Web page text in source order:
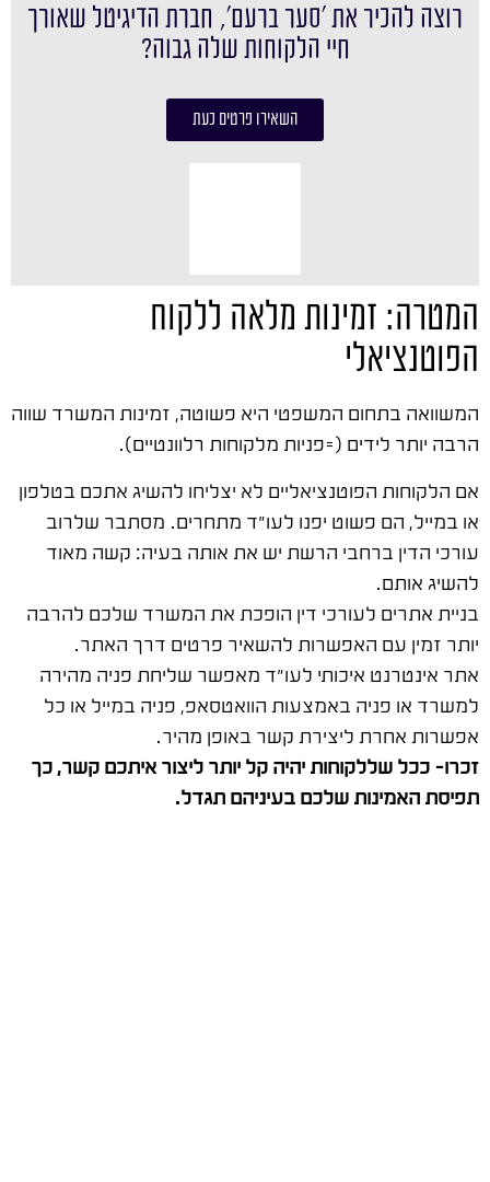
רוצה להכיר את ׳סער ברעם׳, חברת הדיגיטל שאורך
חיי הלקוחות שלה גבוה?
השאירו פרטים כעת
המטרה: זמינות מלאה ללקוח
הפוטנציאלי
המשוואה בתחום המשפטי היא פשוטה, זמינות המשרד שווה
הרבה יותר לידים (=פניות מלקוחות רלוונטיים).
אם הלקוחות הפוטנציאליים לא יצליחו להשיג אתכם בטלפון
או במייל, הם פשוט יפנו לעו"ד מתחרים. מסתבר שלרוב
עורכי הדין ברחבי הרשת יש את אותה בעיה: קשה מאוד
להשיג אותם.
בניית אתרים לעורכי דין הופכת את המשרד שלכם להרבה
יותר זמין עם האפשרות להשאיר פרטים דרך האתר.
אתר אינטרנט איכותי לעו"ד מאפשר שליחת פניה מהירה
למשרד או פניה באמצעות הוואטסאפ, פניה במייל או כל
אפשרות אחרת ליצירת קשר באופן מהיר.
זכרו- ככל שללקוחות יהיה קל יותר ליצור איתכם קשר, כך
תפיסת האמינות שלכם בעיניהם תגדל.